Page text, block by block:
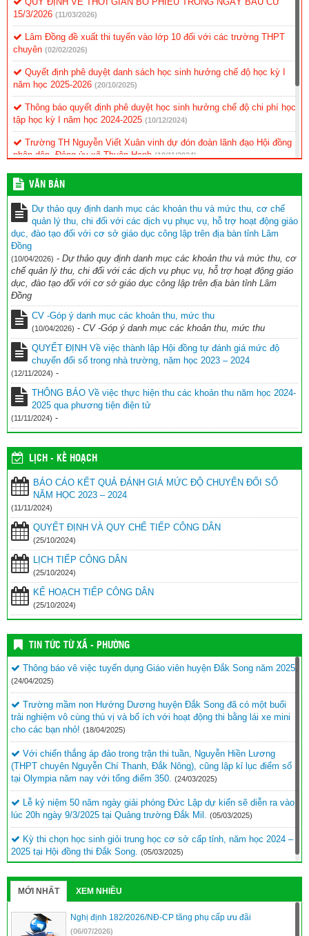
15/3/2026 (11/03/2026)
Lâm Đồng đề xuất thi tuyển vào lớp 10 đối với các trường THPT
chuyên (02/02/2026)
Quyết định phê duyệt danh sách học sinh hưởng chế độ học kỳ I
năm học 2025-2026 (20/10/2025)
Thông báo quyết định phê duyệt học sinh hưởng chế độ chi phí học
tập học kỳ I năm học 2024-2025 (10/12/2024)
Trường TH Nguyễn Viết Xuân vinh dự đón đoàn lãnh đạo Hội đồng
nhân dân, Đảng ủy xã Thuận Hạnh (19/11/2024)
KẾ HOẠCH Triển khai thực hiện ứng dụng CNTT và chuyển đổi số
(11/11/2024)
BIÊN BẢN Tự đánh giá mức độ chuyển đổi số trong nhà trường
Năm học 2023 – 2024 (11/11/2024)
BÁO CÁO KẾT QUẢ ĐÁNH GIÁ MỨC ĐỘ CHUYỂN ĐỔI SỐ NĂM
HỌC 2023 – 2024 (11/11/2024)
VĂN BẢN
Dự thảo quy định danh mục các khoản thu và mức thu, cơ chế
quản lý thu, chi đối với các dịch vụ phục vụ, hỗ trợ hoạt động giáo
dục, đào tạo đối với cơ sở giáo dục công lập trên địa bàn tỉnh Lâm
Đồng
(10/04/2026) - Dự thảo quy định danh mục các khoản thu và mức thu, cơ
chế quản lý thu, chi đối với các dịch vụ phục vụ, hỗ trợ hoạt động giáo
dục, đào tạo đối với cơ sở giáo dục công lập trên địa bàn tỉnh Lâm
Đồng
CV -Góp ý danh mục các khoản thu, mức thu
(10/04/2026) - CV -Góp ý danh mục các khoản thu, mức thu
QUYẾT ĐỊNH Về việc thành lập Hội đồng tự đánh giá mức độ
chuyển đổi số trong nhà trường, năm học 2023 – 2024
(12/11/2024) -
THÔNG BÁO Về việc thực hiện thu các khoản thu năm học 2024-
2025 qua phương tiện điện tử
(11/11/2024) -
LỊCH - KẾ HOẠCH
BÁO CÁO KẾT QUẢ ĐÁNH GIÁ MỨC ĐỘ CHUYỂN ĐỔI SỐ
NĂM HỌC 2023 – 2024
(11/11/2024)
QUYẾT ĐỊNH VÀ QUY CHẾ TIẾP CÔNG DÂN
(25/10/2024)
LỊCH TIẾP CÔNG DÂN
(25/10/2024)
KẾ HOẠCH TIẾP CÔNG DÂN
(25/10/2024)
TIN TỨC TỪ XÃ - PHƯỜNG
Thông báo vê việc tuyển dụng Giáo viên huyện Đắk Song năm 2025.
(24/04/2025)
Trường mầm non Hướng Dương huyện Đắk Song đã có một buổi
trải nghiệm vô cùng thú vị và bổ ích với hoạt động thi bằng lái xe mini
cho các bạn nhỏ! (18/04/2025)
Với chiến thắng áp đảo trong trận thi tuần, Nguyễn Hiền Lương
(THPT chuyên Nguyễn Chí Thanh, Đắk Nông), cũng lập kỉ lục điểm số
tại Olympia năm nay với tổng điểm 350.
(24/03/2025)
Lễ kỷ niệm 50 năm ngày giải phóng Đức Lập dự kiến sẽ diễn ra vào
lúc 20h ngày 9/3/2025 tại Quảng trường Đắk Mil.
(05/03/2025)
Kỳ thi chọn học sinh giỏi trung học cơ sở cấp tỉnh, năm học 2024 –
2025 tại Hội đồng thi Đắk Song.
(05/03/2025)
MỚI NHẤT XEM NHIỀU
Nghị định 182/2026/NĐ-CP tăng phụ cấp ưu đãi
(06/07/2026)